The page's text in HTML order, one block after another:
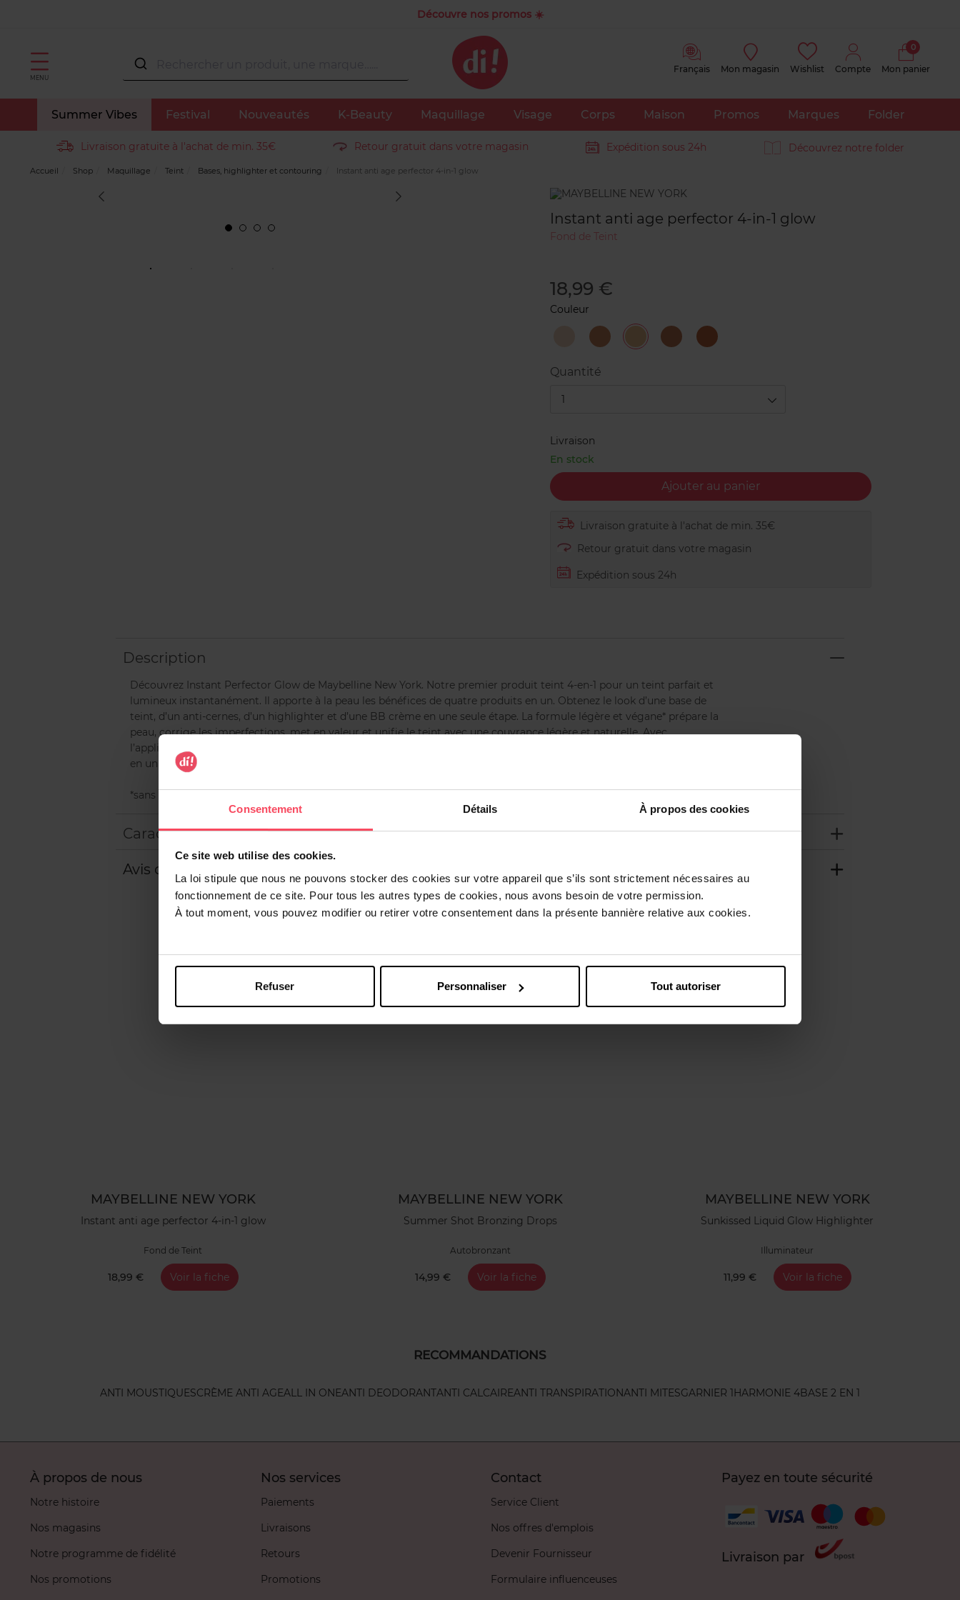
Consentement Détails À propos des cookies
Ce site web utilise des cookies.
La loi stipule que nous ne pouvons stocker des cookies sur votre appareil que s’ils sont strictement nécessaires au
fonctionnement de ce site. Pour tous les autres types de cookies, nous avons besoin de votre permission.
À tout moment, vous pouvez modifier ou retirer votre consentement dans la présente bannière relative aux cookies.
Refuser Personnaliser Tout autoriser
Découvre nos promos ☀️
MENU
Français Mon magasin Wishlist Compte Mon panier
0
Summer Vibes Festival Nouveautés K-Beauty Maquillage Visage Corps Maison Promos Marques Folder
Livraison gratuite à l'achat de min. 35€ Retour gratuit dans votre magasin Expédition sous 24h Découvrez notre folder
Accueil Shop Maquillage Teint Bases, highlighter et contouring Instant anti age perfector 4-in-1 glow
Marque
clients
Instant anti age perfector 4-in-1 glow
Fond de Teint
18,99 €
Couleur
Light Light
Medium
Medium Medium
Deep
Quantité
1
Livraison
En stock
Ajouter au panier
Livraison gratuite à l'achat de min. 35€
Retour gratuit dans votre magasin
Expédition sous 24h
Description
Découvrez Instant Perfector Glow de Maybelline New York. Notre premier produit teint 4-en-1 pour un teint parfait et
lumineux instantanément. Il apporte à la peau les bénéfices de quatre produits en un. Obtenez le look d’une base de
teint, d’un anti-cernes, d’un highlighter et d’une BB crème en une seule étape. La formule légère et végane* prépare la
peau, corrige les imperfections, met en valeur et unifie le teint avec une couvrance légère et naturelle. Avec
l’applicateur embout mousse intégré, appliquer le produit est super simple et rapide, pour un teint lumineux parfait
en un tour de main ! Disponible en 7 teintes qui s’adaptent à votre carnation.
*sans ingrédient d’origine animale ou dérivés
Caractéristiques
Avis client
MAYBELLINE NEW YORK
Instant anti age perfector 4-in-1 glow
Fond de Teint
18,99 € Voir la fiche
MAYBELLINE NEW YORK
Summer Shot Bronzing Drops
Autobronzant
14,99 € Voir la fiche
MAYBELLINE NEW YORK
Sunkissed Liquid Glow Highlighter
Illuminateur
11,99 € Voir la fiche
RECOMMANDATIONS
ANTI MOUSTIQUESCRÈME ANTI AGEALL IN ONEANTI DEODORANTANTI CALCAIREANTI TRANSPIRATIONANTI MITESGARNIER 1HARMONIE 4BASE 2 EN 1
À propos de nous
Notre histoire
Nos magasins
Notre programme de fidélité
Nos promotions
Nos services
Paiements
Livraisons
Retours
Promotions
Contact
Service Client
Nos offres d'emplois
Devenir Fournisseur
Formulaire influenceuses
Payez en toute sécurité
Livraison par